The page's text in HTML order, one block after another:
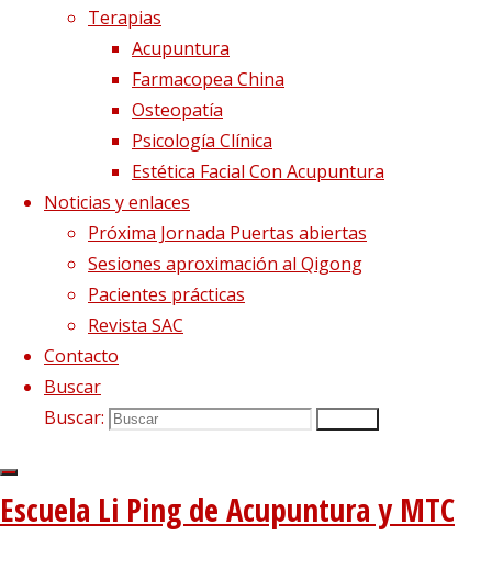
Terapias
Acupuntura
Farmacopea China
Osteopatía
Psicología Clínica
Estética Facial Con Acupuntura
Noticias y enlaces
Próxima Jornada Puertas abiertas
Sesiones aproximación al Qigong
Pacientes prácticas
Revista SAC
Contacto
Buscar
Buscar:
Escuela Li Ping de Acupuntura y MTC
RENOVADO
Damos cabida a los textos
antiguos, adaptando el estudio
de la Acupuntura y la MTC a las
necesidades de nuestra época
Hemos reorganizado el temario de las